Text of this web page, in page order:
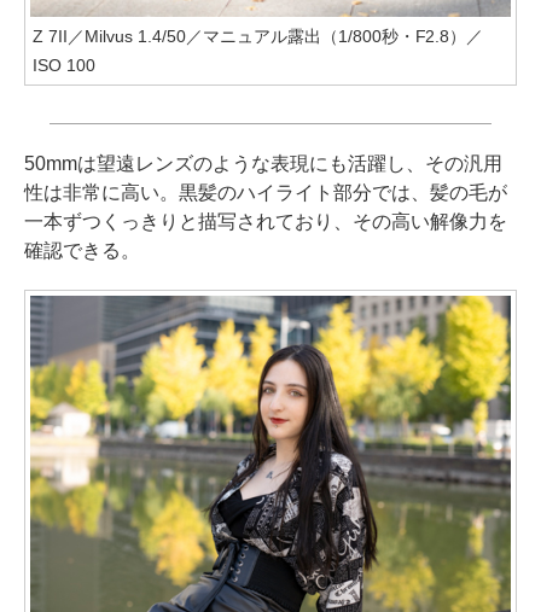
Z 7II／Milvus 1.4/50／マニュアル露出（1/800秒・F2.8）／
ISO 100
50mmは望遠レンズのような表現にも活躍し、その汎用
性は非常に高い。黒髪のハイライト部分では、髪の毛が
一本ずつくっきりと描写されており、その高い解像力を
確認できる。